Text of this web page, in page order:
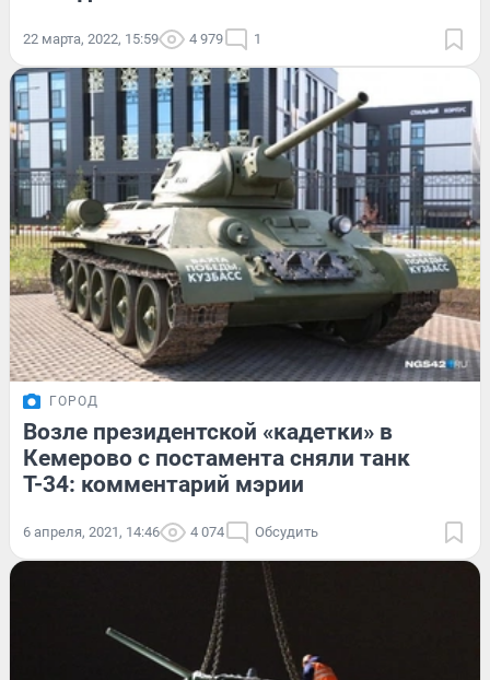
22 марта, 2022, 15:59 4 979 1
ГОРОД
Возле президентской «кадетки» в
Кемерово с постамента сняли танк
Т-34: комментарий мэрии
6 апреля, 2021, 14:46 4 074 Обсудить